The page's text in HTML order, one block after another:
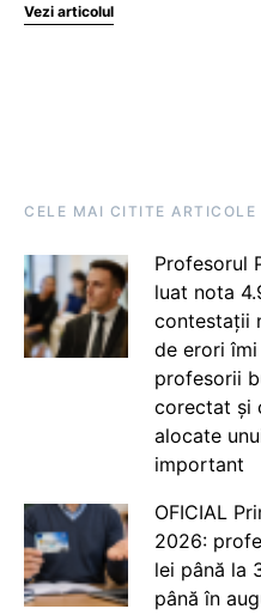
Vezi articolul
CELE MAI CITITE ARTICOLE
Profesorul
luat nota
contestații
de erori
profesorii
corectat și
alocate
important
OFICIAL
2026:
lei până la
până în